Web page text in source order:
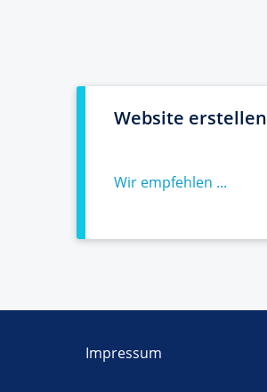
Website erstellen
Wir empfehlen ...
Impressum